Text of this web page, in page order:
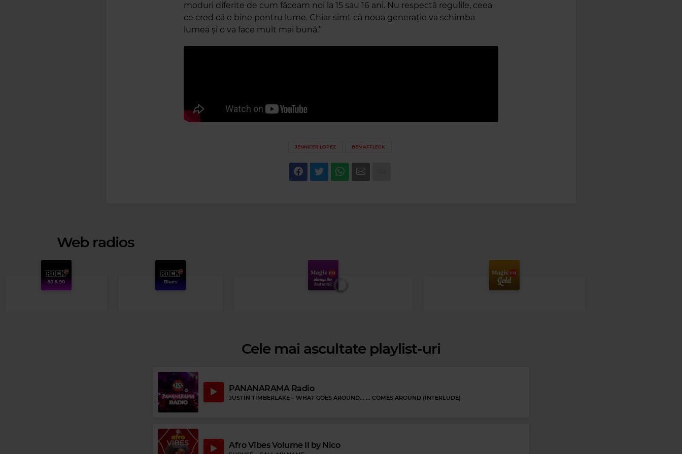
moduri diferite de cum făceam noi la 15 sau 16 ani. Nu respectă regulile, ceea
ce cred că e bine pentru lume. Chiar simt că noua generație va schimba
lumea și o va face mult mai bună.”
JENNIFER LOPEZ BEN AFFLECK
Web radios
Rock Blues
–SO MANY ROADS
Cele mai ascultate playlist-uri
PANANARAMA Radio
JUSTIN TIMBERLAKE – WHAT GOES AROUND... ... COMES AROUND (INTERLUDE)
Afro Vibes Volume II by Nico